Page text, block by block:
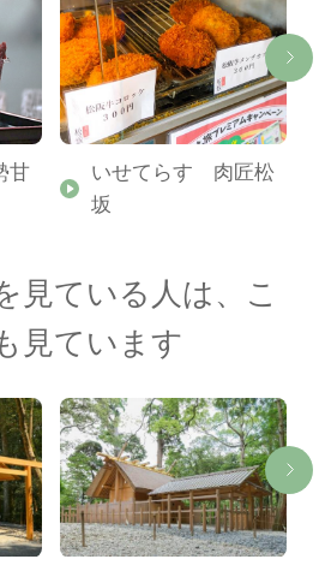
甘
いせてらす 肉匠松
坂
見ている人は、こ
見ています